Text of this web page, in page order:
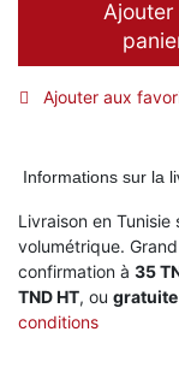
Ajouter
Ajouter aux
Informations sur la
Livraison en
volumétrique.
confirmation à 35
TND HT, ou gratuite
conditions